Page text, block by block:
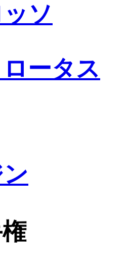
ッソ
ータス